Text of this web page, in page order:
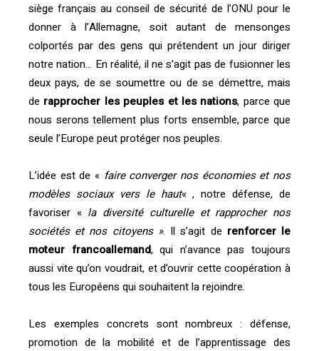
siège français au conseil de sécurité de l’ONU pour le
donner à l’Allemagne, soit autant de mensonges
colportés par des gens qui prétendent un jour diriger
notre nation… En réalité, il ne s’agit pas de fusionner les
deux pays, de se soumettre ou de se démettre, mais
de rapprocher les peuples et les nations, parce que
nous serons tellement plus forts ensemble, parce que
seule l’Europe peut protéger nos peuples.
L’idée est de « faire converger nos économies et nos
modèles sociaux vers le haut« , notre défense, de
favoriser « la diversité culturelle et rapprocher nos
sociétés et nos citoyens ». Il s’agit de renforcer le
moteur francoallemand, qui n’avance pas toujours
aussi vite qu’on voudrait, et d’ouvrir cette coopération à
tous les Européens qui souhaitent la rejoindre.
Les exemples concrets sont nombreux : défense,
promotion de la mobilité et de l’apprentissage des